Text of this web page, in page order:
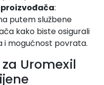
:
putem službene
kako biste osigurali
i mogućnost povrata.
Uromexil